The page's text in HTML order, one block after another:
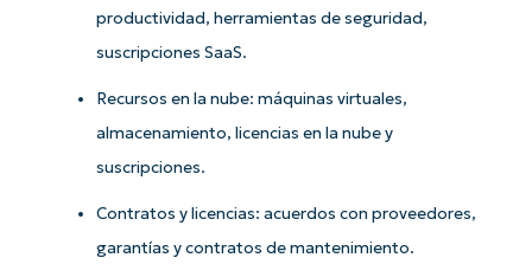
productividad, herramientas de seguridad,
suscripciones SaaS.
Recursos en la nube: máquinas virtuales,
almacenamiento, licencias en la nube y
suscripciones.
Contratos y licencias: acuerdos con proveedores,
garantías y contratos de mantenimiento.